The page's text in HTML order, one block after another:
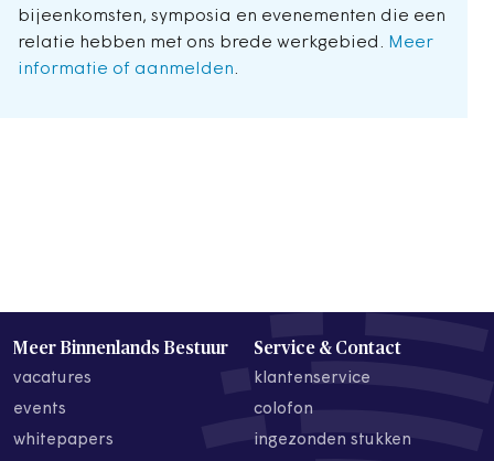
bijeenkomsten, symposia en evenementen die een
relatie hebben met ons brede werkgebied. Meer
informatie of aanmelden.
Meer Binnenlands Bestuur
vacatures
events
whitepapers
Service & Contact
klantenservice
colofon
ingezonden stukken